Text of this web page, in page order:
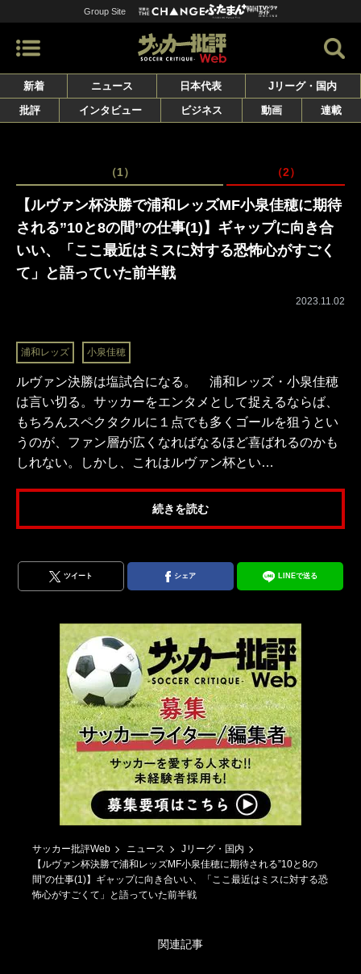
Group Site
新着 ニュース 日本代表
Jリーグ・国内
批評
インタビュー ビジネス 動画 連載
（1） （2）
【ルヴァン杯決勝で浦和レッズMF小泉佳穂に期待
される”10と8の間”の仕事(1)】ギャップに向き合
いい、「ここ最近はミスに対する恐怖心がすごく
て」と語っていた前半戦
2023.11.02
浦和レッズ 小泉佳穂
ルヴァン決勝は塩試合になる。 浦和レッズ・小泉佳穂
は言い切る。サッカーをエンタメとして捉えるならば、
もちろんスペクタクルに１点でも多くゴールを狙うとい
うのが、ファン層が広くなればなるほど喜ばれるのかも
しれない。しかし、これはルヴァン杯とい…
続きを読む
ツイート シェア LINEで送る
サッカー批評Web ニュース
Jリーグ・国内
【ルヴァン杯決勝で浦和レッズMF小泉佳穂に期待される”10と8の
間”の仕事(1)】ギャップに向き合いい、「ここ最近はミスに対する恐
怖心がすごくて」と語っていた前半戦
関連記事